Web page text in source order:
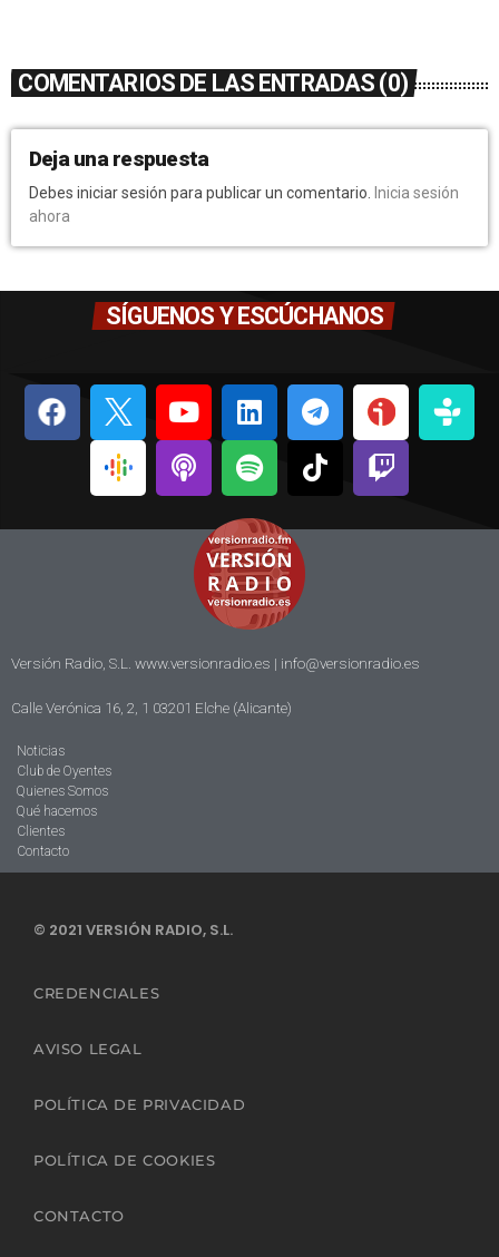
COMENTARIOS DE LAS ENTRADAS (0)
Deja una respuesta
Debes iniciar sesión para publicar un comentario.
Inicia sesión
ahora
SÍGUENOS Y ESCÚCHANOS
Versión Radio, S.L. www.versionradio.es | info@versionradio.es
Calle Verónica 16, 2, 1 03201 Elche (Alicante)
Noticias
Club de Oyentes
Quienes Somos
Qué hacemos
Clientes
Contacto
© 2021 VERSIÓN RADIO, S.L.
CREDENCIALES
AVISO LEGAL
POLÍTICA DE PRIVACIDAD
POLÍTICA DE COOKIES
CONTACTO